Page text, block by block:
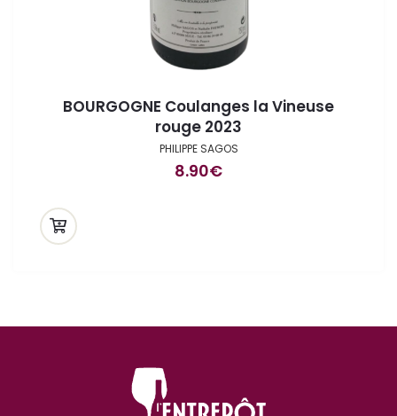
BOURGOGNE Coulanges la Vineuse
rouge 2023
PHILIPPE SAGOS
8.90€